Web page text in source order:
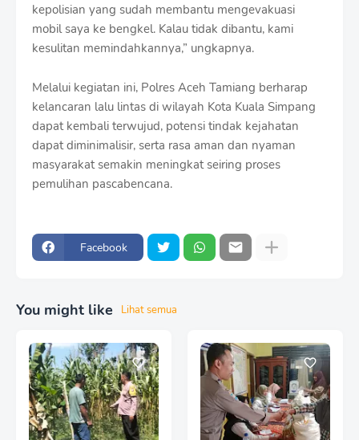
kepolisian yang sudah membantu mengevakuasi
mobil saya ke bengkel. Kalau tidak dibantu, kami
kesulitan memindahkannya,” ungkapnya.
Melalui kegiatan ini, Polres Aceh Tamiang berharap
kelancaran lalu lintas di wilayah Kota Kuala Simpang
dapat kembali terwujud, potensi tindak kejahatan
dapat diminimalisir, serta rasa aman dan nyaman
masyarakat semakin meningkat seiring proses
pemulihan pascabencana.
Facebook
You might like Lihat semua